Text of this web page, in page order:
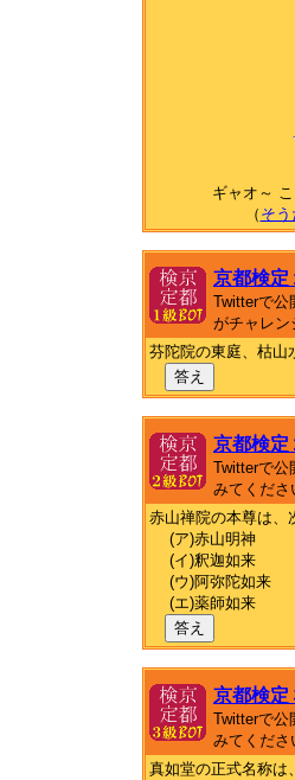
ギャオ～
（ そ
京都検定
Twitterで公
がチャレン
芬陀院の東庭、枯山
答え
京都検定
Twitterで公
みてくださ
赤山禅院の本尊は、
(ア)赤山明神
(イ)釈迦如来
(ウ)阿弥陀如来
(エ)薬師如来
答え
京都検定
Twitterで公
みてくださ
真如堂の正式名称は